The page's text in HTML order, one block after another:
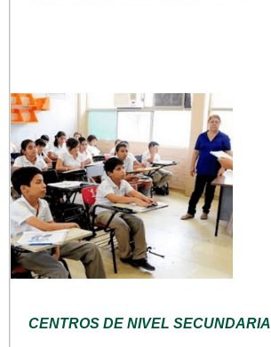
CENTROS DE NIVEL SECUNDARIA